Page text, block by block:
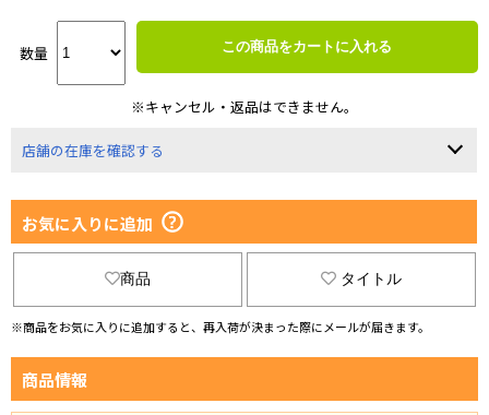
数量 この商品をカートに入れる
※キャンセル・返品はできません。
店舗の在庫を確認する
お気に入りに追加
商品 タイトル
※商品をお気に入りに追加すると、再入荷が決まった際にメールが届きます。
商品情報